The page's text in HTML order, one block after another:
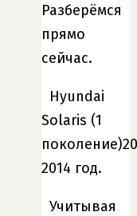
Разберёмся
прямо
сейчас.
Hyundai
Solaris (1
2014 год.
Учитывая